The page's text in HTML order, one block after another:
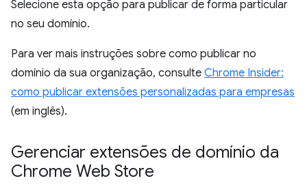
Selecione esta opção para publicar de forma particular
no seu domínio.
Para ver mais instruções sobre como publicar no
domínio da sua organização, consulte Chrome Insider:
como publicar extensões personalizadas para empresas
(em inglês).
Gerenciar extensões de domínio da
Chrome Web Store